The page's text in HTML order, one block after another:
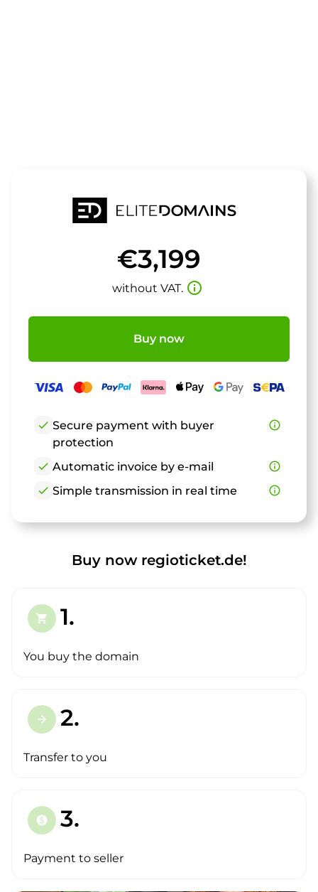
€3,199
without VAT. info_outline
Buy now
check Secure payment with buyer
protection
info_outline
check Automatic invoice by e-mail
info_outline
check Simple transmission in real time info_outline
Buy now regioticket.de!
shopping_cart 1.
You buy the domain
arrow_forward 2.
Transfer to you
paid 3.
Payment to seller